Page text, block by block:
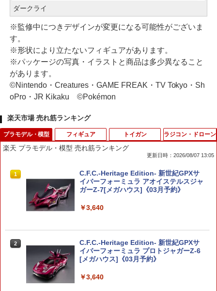
ダークライ
※監修中につきデザインが変更になる可能性がございま
す。
※形状により立たないフィギュアがあります。
※パッケージの写真・イラストと商品は多少異なること
があります。
©Nintendo・Creatures・GAME FREAK・TV Tokyo・Sh
oPro・JR Kikaku ©Pokémon
楽天市場 売れ筋ランキング
プラモデル・模型
楽天 プラモデル・模型 売れ筋ランキング
更新日時：2026/08/07 13:05
1
C.F.C.-Heritage Edition- 新世紀GPXサ
イバーフォーミュラ アオイステルスジャ
ガーZ-7[メガハウス]《03月予約》
￥3,640
2
C.F.C.-Heritage Edition- 新世紀GPXサ
イバーフォーミュラ プロトジャガーZ-6
[メガハウス]《03月予約》
￥3,640
フィギュア トイガン ラジコン・ドローン